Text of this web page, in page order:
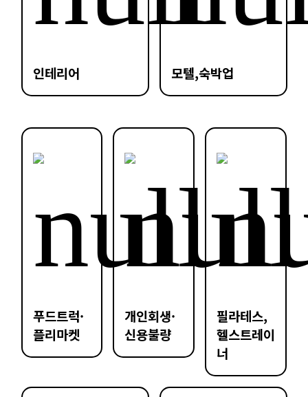
인테리어 모텔,숙박업
푸드트럭·
플리마켓
개인회생·
신용불량
필라테스,
헬스트레이
너